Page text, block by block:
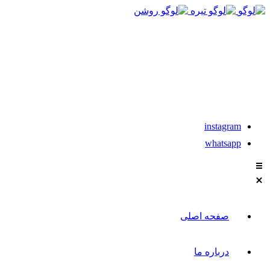
instagram
whatsapp
صفحه اصلی
درباره ما